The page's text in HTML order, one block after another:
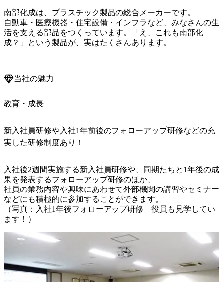
南部化成は、プラスチック製品の総合メーカーです。
自動車・医療機器・住宅設備・インフラなど、みなさんの生
活を支える部品をつくっています。「え、これも南部化
成？」という製品が、実はたくさんあります。
当社の魅力
教育・成長
新入社員研修や入社1年前後のフォローアップ研修などの充
実した研修制度あり！
入社後2週間実施する新入社員研修や、同期たちと1年後の成
果を発表するフォローアップ研修のほか、
社員の業務内容や興味にあわせて外部機関の講習やセミナー
などにも積極的に参加することができます。
（写真：入社1年後フォローアップ研修　役員も見学してい
ます！）